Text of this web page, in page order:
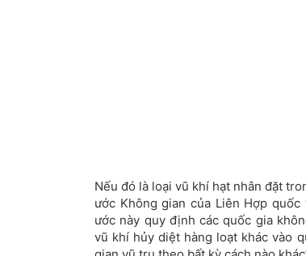
Nếu đó là loại vũ khí hạt nhân đặt
ước Không gian của Liên Hợp
ước này quy định các quốc gia
vũ khí hủy diệt hàng loạt khác vào